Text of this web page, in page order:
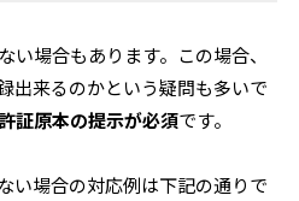
場合もあります。この場合、
出来るのかという疑問も多いで
証原本の提示が必須です。
い場合の対応例は下記の通りで